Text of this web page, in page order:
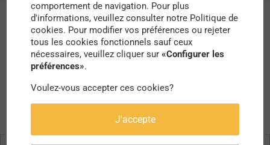
comportement de navigation. Pour plus
d'informations, veuillez consulter notre Politique de
cookies. Pour modifier vos préférences ou rejeter
tous les cookies fonctionnels sauf ceux
nécessaires, veuillez cliquer sur«Configurer les
préférences».
Voulez-vous accepter ces cookies?
J'accepte